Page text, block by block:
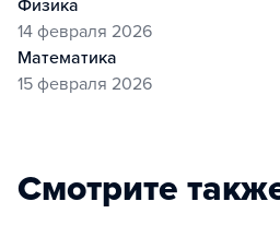
физика
14 февраля 2026
математика
15 февраля 2026
Смотрите